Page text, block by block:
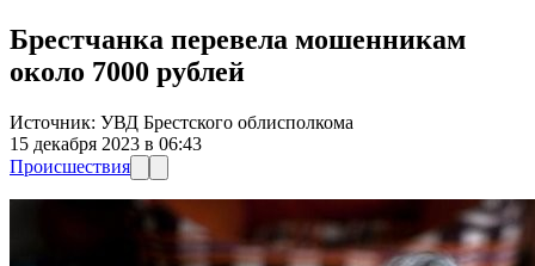
Брестчанка перевела мошенникам
около 7000 рублей
Источник: УВД Брестского облисполкома
15 декабря 2023 в 06:43
Происшествия